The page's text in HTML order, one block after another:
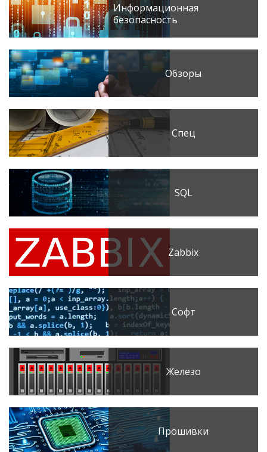
Информационная
безопасность
Обзоры
Спец
SQL
Zabbix
Софт
Железо
Прошивки